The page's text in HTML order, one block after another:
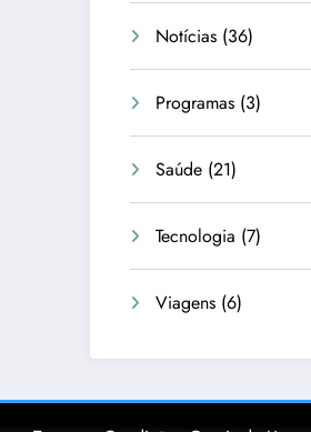
Notícias (36)
Programas (3)
Saúde (21)
Tecnologia (7)
Viagens (6)